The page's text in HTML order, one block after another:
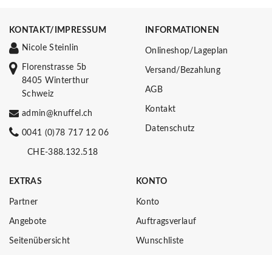
KONTAKT/IMPRESSUM
Nicole Steinlin
Florenstrasse 5b
8405 Winterthur
Schweiz
admin@knuffel.ch
0041 (0)78 717 12 06
CHE-388.132.518
INFORMATIONEN
Onlineshop/Lageplan
Versand/Bezahlung
AGB
Kontakt
Datenschutz
EXTRAS
Partner
Angebote
Seitenübersicht
KONTO
Konto
Auftragsverlauf
Wunschliste